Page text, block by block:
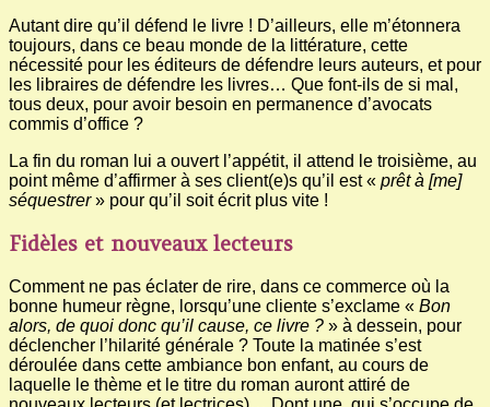
Autant dire qu’il défend le livre ! D’ailleurs, elle m’étonnera
toujours, dans ce beau monde de la littérature, cette
nécessité pour les éditeurs de défendre leurs auteurs, et pour
les libraires de défendre les livres… Que font-ils de si mal,
tous deux, pour avoir besoin en permanence d’avocats
commis d’office ?
La fin du roman lui a ouvert l’appétit, il attend le troisième, au
point même d’affirmer à ses client(e)s qu’il est « prêt à [me]
séquestrer» pour qu’il soit écrit plus vite !
Fidèles et nouveaux lecteurs
Comment ne pas éclater de rire, dans ce commerce où la
bonne humeur règne, lorsqu’une cliente s’exclame « Bon
alors, de quoi donc qu’il cause, ce livre ? » à dessein, pour
déclencher l’hilarité générale ? Toute la matinée s’est
déroulée dans cette ambiance bon enfant, au cours de
laquelle le thème et le titre du roman auront attiré de